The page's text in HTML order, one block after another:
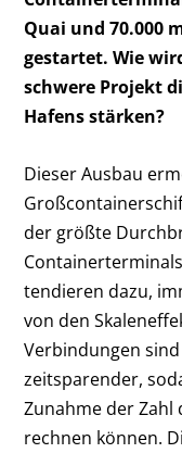
Quai und 70.000
gestartet. Wie
schwere Projekt
Hafens stärken?
Dieser Ausbau
der größte
tendieren dazu,
von den
Verbindungen
zeitsparender,
Zunahme der
rechnen können.